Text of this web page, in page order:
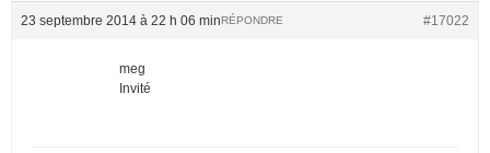
23 septembre 2014 à 22 h 06 min #17022
RÉPONDRE
meg
Invité